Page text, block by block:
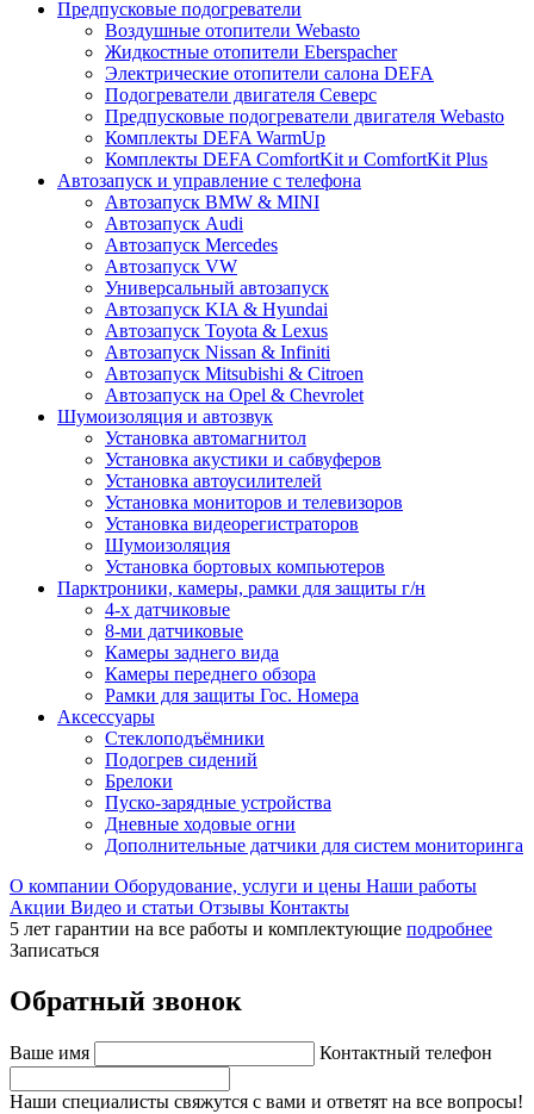
Предпусковые подогреватели
Воздушные отопители Webasto
Жидкостные отопители Eberspacher
Электрические отопители салона DEFA
Подогреватели двигателя Северс
Предпусковые подогреватели двигателя Webasto
Комплекты DEFA WarmUp
Комплекты DEFA ComfortKit и ComfortKit Plus
Автозапуск и управление с телефона
Автозапуск BMW & MINI
Автозапуск Audi
Автозапуск Mercedes
Автозапуск VW
Универсальный автозапуск
Автозапуск KIA & Hyundai
Автозапуск Toyota & Lexus
Автозапуск Nissan & Infiniti
Автозапуск Mitsubishi & Citroen
Автозапуск на Opel & Chevrolet
Шумоизоляция и автозвук
Установка автомагнитол
Установка акустики и сабвуферов
Установка автоусилителей
Установка мониторов и телевизоров
Установка видеорегистраторов
Шумоизоляция
Установка бортовых компьютеров
Парктроники, камеры, рамки для защиты г/н
4-х датчиковые
8-ми датчиковые
Камеры заднего вида
Камеры переднего обзора
Рамки для защиты Гос. Номера
Аксессуары
Стеклоподъёмники
Подогрев сидений
Брелоки
Пуско-зарядные устройства
Дневные ходовые огни
Дополнительные датчики для систем мониторинга
О компании Оборудование, услуги и цены Наши работы
Акции Видео и статьи Отзывы Контакты
5 лет гарантии на все работы и комплектующие подробнее
Записаться
Обратный звонок
Ваше имя Контактный телефон
Наши специалисты свяжутся с вами и ответят на все вопросы!